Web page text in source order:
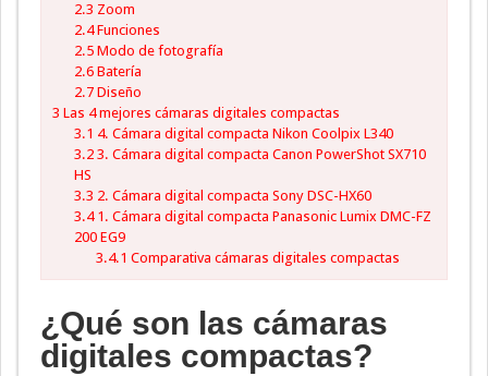
2.3 Zoom
2.4Funciones
2.5Modo de fotografía
2.6Batería
2.7Diseño
3 Las 4 mejores cámaras digitales compactas
3.1 4. Cámara digital compacta Nikon Coolpix L340
3.23. Cámara digital compacta Canon PowerShot SX710
HS
3.3 2. Cámara digital compacta Sony DSC-HX60
3.41. Cámara digital compacta Panasonic Lumix DMC-FZ
200 EG9
3.4.1 Comparativa cámaras digitales compactas
¿Qué son las cámaras
digitales compactas?